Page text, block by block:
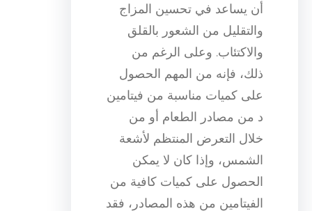
أن يساعد في تحسين المزاج
والتقليل من الشعور بالقلق
والاكتئاب. وعلى الرغم من
ذلك، فإنه من المهم الحصول
على كميات مناسبة من فيتامين
د من مصادر الطعام أو من
خلال التعرض المنتظم لأشعة
الشمس، وإذا كان لا يمكن
الحصول على كميات كافية من
الفيتامين من هذه المصادر، فقد